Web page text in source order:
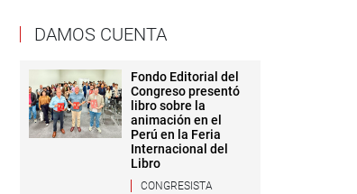
DAMOS CUENTA
Fondo Editorial del
Congreso presentó
libro sobre la
animación en el
Perú en la Feria
Internacional del
Libro
CONGRESISTA